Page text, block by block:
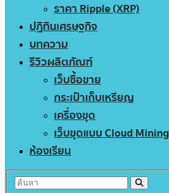
ราคา Ripple (XRP)
ปฏิทินเศรษฐกิจ
บทความ
รีวิวผลิตภัณฑ์
เว็บซื้อขาย
กระเป๋าเก็บเหรียญ
เครื่องขุด
เว็บขุดแบบ Cloud Mining
ห้องเรียน